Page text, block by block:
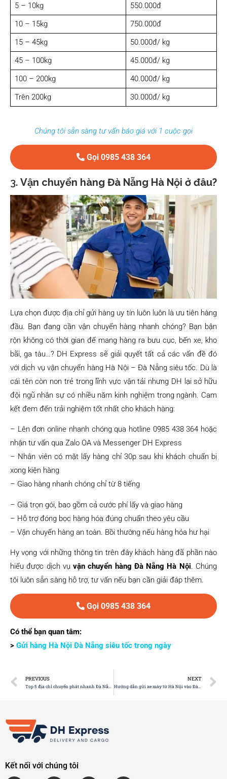
5 – 10kg
550.000đ
10 – 15kg
750.000đ
15 – 45kg
50.000đ/ kg
45 – 100kg
45.000đ/ kg
100 – 200kg
40.000đ/ kg
Trên 200kg
30.000đ/ kg
Chúng tôi sẵn sàng tư vấn báo giá với 1 cuộc gọi
Gọi 0985 438 364
3. Vận chuyển hàng Đà Nẵng Hà Nội ở đâu?
Lựa chọn được địa chỉ gửi hàng uy tín luôn luôn là ưu tiên hàng
đầu. Bạn đang cần vận chuyển hàng nhanh chóng? Bạn bận
rộn không có thời gian để mang hàng ra bưu cục, bến xe, kho
bãi, ga tàu…? DH Express sẽ giải quyết tất cả các vấn đề đó
với dịch vụ vận chuyển hàng Hà Nội – Đà Nẵng siêu tốc. Dù là
cái tên còn non trẻ trong lĩnh vực vận tải nhưng DH lại sở hữu
đội ngũ nhân sự có nhiều năm kinh nghiệm trong ngành. Cam
kết đem đến trải nghiệm tốt nhất cho khách hàng:
– Lên đơn online nhanh chóng qua hotline 0985 438 364 hoặc
nhận tư vấn qua Zalo OA và Messenger DH Express
– Nhân viên có mặt lấy hàng chỉ 30p sau khi khách chuẩn bị
xong kiện hàng
– Giao hàng nhanh chóng chỉ từ 8 tiếng
– Giá trọn gói, bao gồm cả cước phí lấy và giao hàng
– Hỗ trợ đóng bọc hàng hóa đúng chuẩn theo yêu cầu
– Vận chuyển hàng an toàn. Bồi thường nếu hàng hóa hư hại
Hy vọng với những thông tin trên đây khách hàng đã phần nào
hiểu được dịch vụvận chuyển hàng Đà Nẵng Hà Nội. Chúng
tôi luôn sẵn sàng hỗ trợ, tư vấn nếu bạn cần giải đáp thêm.
Gọi 0985 438 364
Có thể bạn quan tâm:
> Gửi hàng Hà Nội Đà Nẵng siêu tốc trong ngày
PREVIOUS NEXT
Kết nối với chúng tôi